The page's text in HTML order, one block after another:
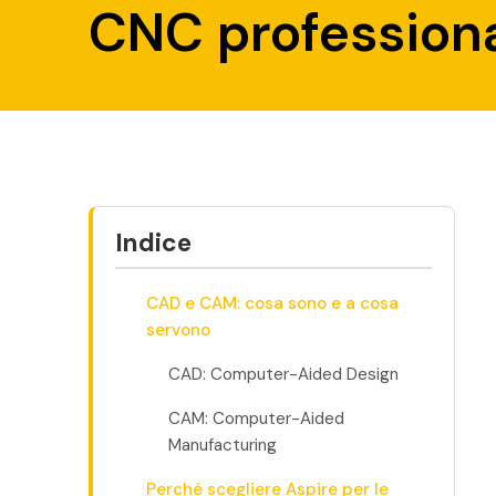
CNC
Indice
CAD e CAM: cosa sono e a cosa
servono
CAD: Computer-Aided Design
CAM: Computer-Aided
Manufacturing
Perché scegliere Aspire per le